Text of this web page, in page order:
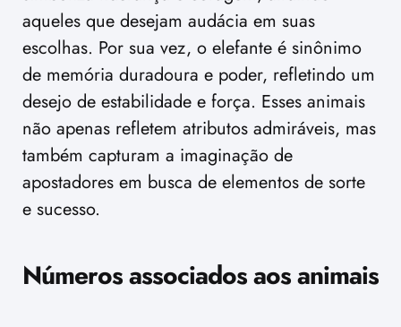
aqueles que desejam audácia em suas
escolhas. Por sua vez, o elefante é sinônimo
de memória duradoura e poder, refletindo um
desejo de estabilidade e força. Esses animais
não apenas refletem atributos admiráveis, mas
também capturam a imaginação de
apostadores em busca de elementos de sorte
e sucesso.
Números associados aos animais